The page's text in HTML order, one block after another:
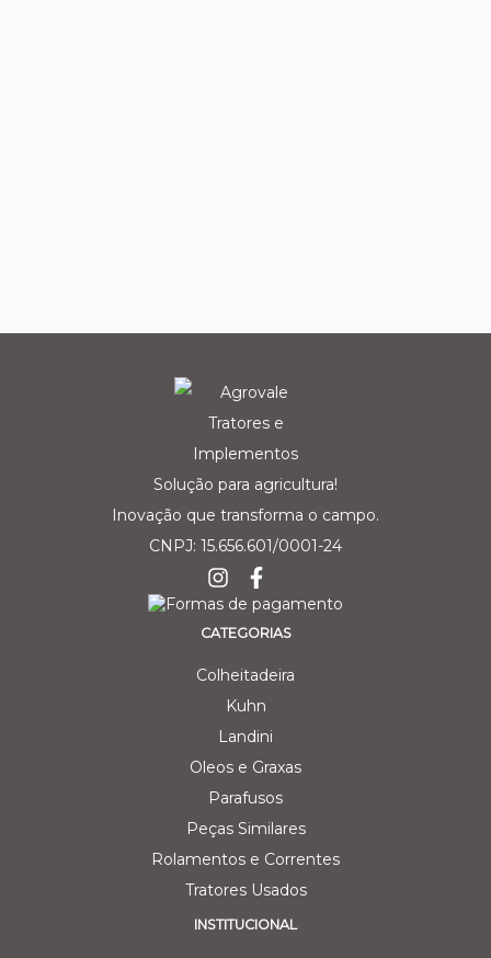
Solução para agricultura!
Inovação que transforma o campo.
CNPJ: 15.656.601/0001-24
CATEGORIAS
Colheitadeira
Kuhn
Landini
Oleos e Graxas
Parafusos
Peças Similares
Rolamentos e Correntes
Tratores Usados
INSTITUCIONAL